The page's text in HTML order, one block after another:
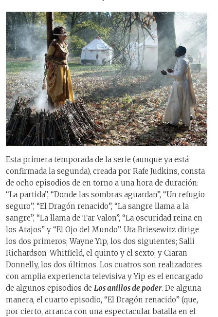
Esta primera temporada de la serie (aunque ya está
confirmada la segunda), creada por Rafe Judkins, consta
de ocho episodios de en torno a una hora de duración:
“La partida”, “Donde las sombras aguardan”, “Un refugio
seguro”, “El Dragón renacido”, “La sangre llama a la
sangre”, “La llama de Tar Valon”, “La oscuridad reina en
los Atajos” y “El Ojo del Mundo”. Uta Briesewitz dirige
los dos primeros; Wayne Yip, los dos siguientes; Salli
Richardson-Whitfield, el quinto y el sexto; y Ciaran
Donnelly, los dos últimos. Los cuatros son realizadores
con amplia experiencia televisiva y Yip es el encargado
de algunos episodios de Los anillos de poder. De alguna
manera, el cuarto episodio, “El Dragón renacido” (que,
por cierto, arranca con una espectacular batalla en el